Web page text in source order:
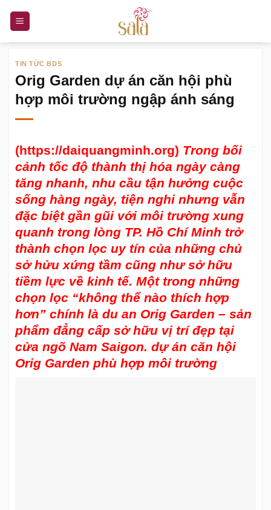
nội
TIN TỨC BDS
Orig Garden dự án căn hội phù
hợp môi trường ngập ánh sáng
(https://daiquangminh.org) Trong bối
cảnh tốc độ thành thị hóa ngày càng
tăng nhanh, nhu cầu tận hưởng cuộc
sống hàng ngày, tiện nghi nhưng vẫn
đặc biệt gần gũi với môi trường xung
quanh trong lòng TP. Hồ Chí Minh trở
thành chọn lọc uy tín của những chủ
sở hửu xứng tầm cũng như sở hữu
tiềm lực về kinh tế. Một trong những
chọn lọc “không thể nào thích hợp
hơn” chính là du an Orig Garden – sản
phẩm đẳng cấp sở hữu vị trí đẹp tại
cửa ngõ Nam Saigon. dự án căn hội
Orig Garden phù hợp môi trường